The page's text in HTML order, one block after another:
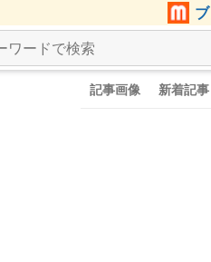
記事画像 新着記事